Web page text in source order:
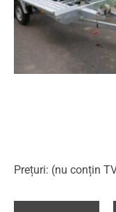
Prețuri: (nu conțin